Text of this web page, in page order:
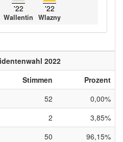
'22
Wallentin
'22
Wlazny
2022
Stimmen
Prozent
52
0,00%
2
3,85%
50 96,15%